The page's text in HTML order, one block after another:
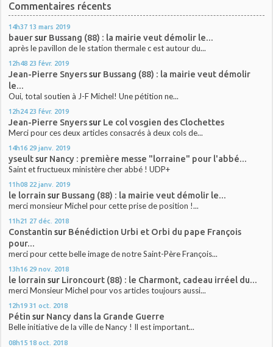
Commentaires récents
14h37 13 mars 2019
bauersur Bussang (88) : la mairie veut démolir le...
après le pavillon de le station thermale c est autour du...
12h48 23 févr. 2019
Jean-Pierre Snyerssur Bussang (88) : la mairie veut démolir
le...
Oui, total soutien à J-F Michel! Une pétition ne...
12h24 23 févr. 2019
Jean-Pierre Snyerssur Le col vosgien des Clochettes
Merci pour ces deux articles consacrés à deux cols de...
14h16 29 janv. 2019
yseultsur Nancy : première messe "lorraine" pour l'abbé...
Saint et fructueux ministère cher abbé ! UDP+
11h08 22 janv. 2019
le lorrain sur Bussang (88) : la mairie veut démolir le...
merci monsieur Michel pour cette prise de position !...
11h21 27 déc. 2018
Constantin sur Bénédiction Urbi et Orbi du pape François
pour...
merci pour cette belle image de notre Saint-Père François...
13h16 29 nov. 2018
le lorrain sur Lironcourt (88) : le Charmont, cadeau irréel du...
merci Monsieur Michel pour vos articles toujours aussi...
12h19 31 oct. 2018
Pétin sur Nancy dans la Grande Guerre
Belle initiative de la ville de Nancy ! Il est important...
08h15 18 oct. 2018